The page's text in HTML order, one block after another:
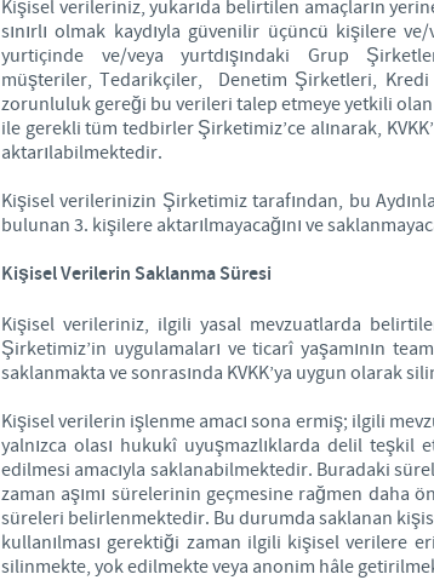
Kişisel verileriniz, yukarıda belirtilen amaçların
sınırlı olmak kaydıyla güvenilir üçüncü kişilere
yurtiçinde ve/veya yurtdışındaki Grup
müşteriler, Tedarikçiler, Denetim Şirketleri, Kredi
zorunluluk gereği bu verileri talep etmeye yetkili
ile gerekli tüm tedbirler Şirketimiz’ce alınarak,
aktarılabilmektedir.
Kişisel verilerinizin Şirketimiz tarafından, bu
bulunan 3. kişilere aktarılmayacağını ve
Kişisel Verilerin Saklanma Süresi
Kişisel verileriniz, ilgili yasal mevzuatlarda
Şirketimiz’in uygulamaları ve ticarî yaşamının
saklanmakta ve sonrasında KVKK’ya uygun olarak
Kişisel verilerin işlenme amacı sona ermiş; ilgili
yalnızca olası hukukî uyuşmazlıklarda delil teşkil
edilmesi amacıyla saklanabilmektedir. Buradaki
zaman aşımı sürelerinin geçmesine rağmen daha
süreleri belirlenmektedir. Bu durumda saklanan
kullanılması gerektiği zaman ilgili kişisel verilere
silinmekte, yok edilmekte veya anonim hâle